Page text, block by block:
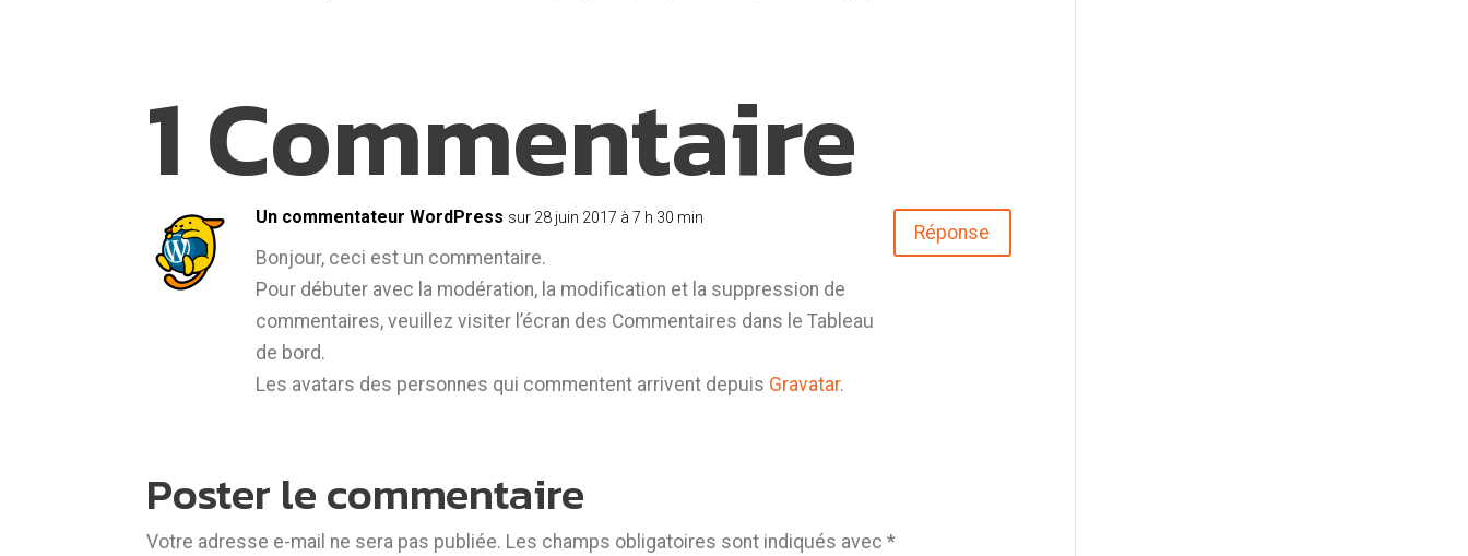
1 Commentaire
Un commentateur WordPress sur 28 juin 2017 à 7 h 30 min
Bonjour, ceci est un commentaire.
Pour débuter avec la modération, la modification et la suppression de
commentaires, veuillez visiter l’écran des Commentaires dans le Tableau
de bord.
Les avatars des personnes qui commentent arrivent depuis Gravatar.
Réponse
Poster le commentaire
Votre adresse e-mail ne sera pas publiée. Les champs obligatoires sont indiqués avec*